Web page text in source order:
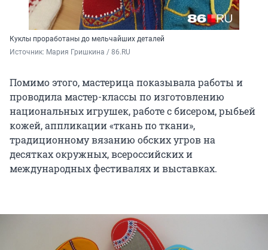
Куклы проработаны до мельчайших деталей
Источник: Мария Гришкина / 86.RU
Помимо этого, мастерица показывала работы и
проводила мастер-классы по изготовлению
национальных игрушек, работе с бисером, рыбьей
кожей, аппликации «ткань по ткани»,
традиционному вязанию обских угров на
десятках окружных, всероссийских и
международных фестивалях и выставках.